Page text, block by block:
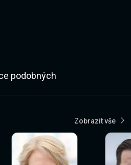
podobných
Zobrazit vše